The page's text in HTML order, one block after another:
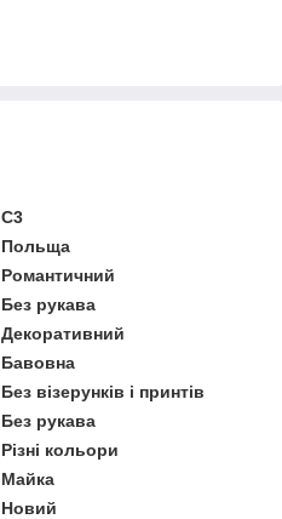
C3
Польща
Романтичний
Без рукава
Декоративний
Бавовна
Без візерунків і принтів
Без рукава
Різні кольори
Майка
Новий